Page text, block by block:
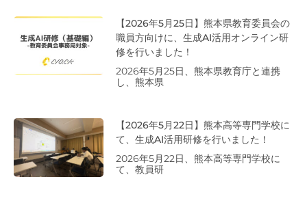
【2026年5月25日】熊本県教育委員会の
職員方向けに、生成AI活用オンライン研
修を行いました！
2026年5月25日、熊本県教育庁と連携
し、熊本県
【2026年5月22日】熊本高等専門学校に
て、生成AI活用研修を行いました！
2026年5月22日、熊本高等専門学校に
て、教員研